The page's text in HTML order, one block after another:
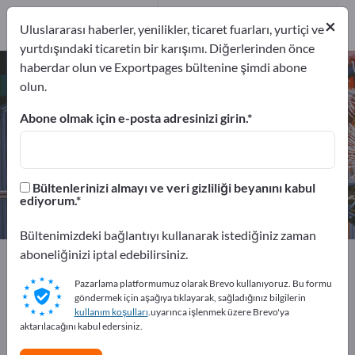
Hidrolik ve pnömatik – üreticileri
Distribütör
5
Exportpages
Makine ve ekipman
Hidrolik ve pnömatik
Exportpages'te ücretsiz reklam
verin!
×
Uluslararası haberler, yenilikler, ticaret fuarları, yurtiçi ve
yurtdışındaki ticaretin bir karışımı. Diğerlerinden önce
haberdar olun ve Exportpages bültenine şimdi abone
olun.
Abone olmak için e-posta adresinizi girin.
Bültenlerinizi almayı ve veri gizliliği beyanını kabul
ediyorum.
Bültenimizdeki bağlantıyı kullanarak istediğiniz zaman
aboneliğinizi iptal edebilirsiniz.
Pazarlama platformumuz olarak Brevo kullanıyoruz. Bu formu
göndermek için aşağıya tıklayarak, sağladığınız bilgilerin
kullanım koşulları.uyarınca işlenmek üzere Brevo'ya
aktarılacağını kabul edersiniz.